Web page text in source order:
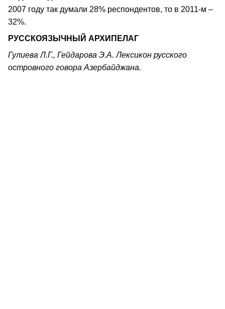
2007 году так думали 28% респондентов, то в 2011-м –
32%.
РУССКОЯЗЫЧНЫЙ АРХИПЕЛАГ
Гулиева Л.Г., Гейдарова Э.А. Лексикон русского
островного говора Азербайджана.